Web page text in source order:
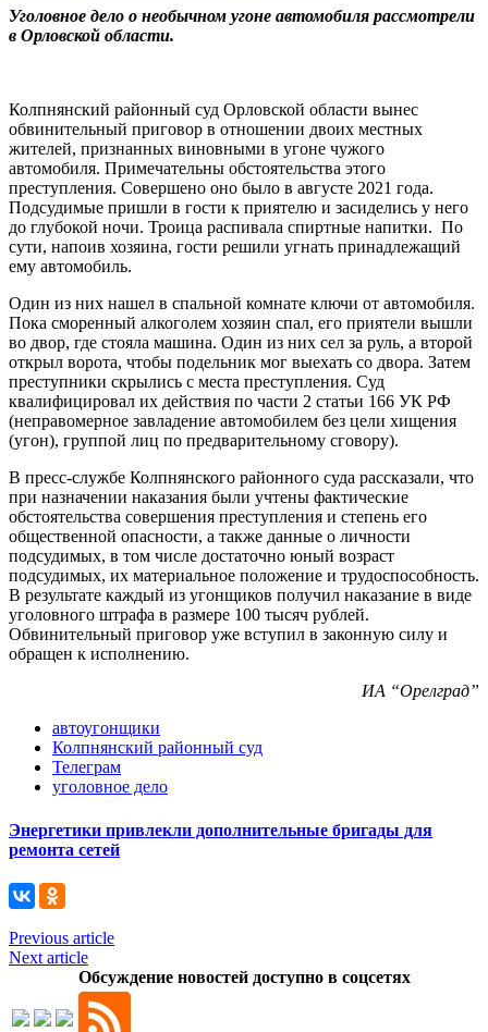
Уголовное дело о необычном угоне автомобиля рассмотрели
в Орловской области.
Колпнянский районный суд Орловской области вынес
обвинительный приговор в отношении двоих местных
жителей, признанных виновными в угоне чужого
автомобиля. Примечательны обстоятельства этого
преступления. Совершено оно было в августе 2021 года.
Подсудимые пришли в гости к приятелю и засиделись у него
до глубокой ночи. Троица распивала спиртные напитки. По
сути, напоив хозяина, гости решили угнать принадлежащий
ему автомобиль.
Один из них нашел в спальной комнате ключи от автомобиля.
Пока сморенный алкоголем хозяин спал, его приятели вышли
во двор, где стояла машина. Один из них сел за руль, а второй
открыл ворота, чтобы подельник мог выехать со двора. Затем
преступники скрылись с места преступления. Суд
квалифицировал их действия по части 2 статьи 166 УК РФ
(неправомерное завладение автомобилем без цели хищения
(угон), группой лиц по предварительному сговору).
В пресс-службе Колпнянского районного суда рассказали, что
при назначении наказания были учтены фактические
обстоятельства совершения преступления и степень его
общественной опасности, а также данные о личности
подсудимых, в том числе достаточно юный возраст
подсудимых, их материальное положение и трудоспособность.
В результате каждый из угонщиков получил наказание в виде
уголовного штрафа в размере 100 тысяч рублей.
Обвинительный приговор уже вступил в законную силу и
обращен к исполнению.
ИА “Орелград”
автоугонщики
Колпнянский районный суд
Телеграм
уголовное дело
Энергетики привлекли дополнительные бригады для
ремонта сетей
Previous article
Next article
Обсуждение новостей доступно в соцсетях